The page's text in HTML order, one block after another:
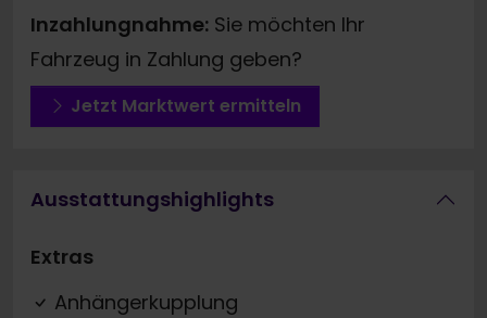
Inzahlungnahme: Sie möchten Ihr
Fahrzeug in Zahlung geben?
Jetzt Marktwert ermitteln
Ausstattungshighlights
Extras
Anhängerkupplung